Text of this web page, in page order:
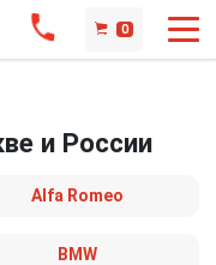
0
и России
Alfa Romeo
BMW